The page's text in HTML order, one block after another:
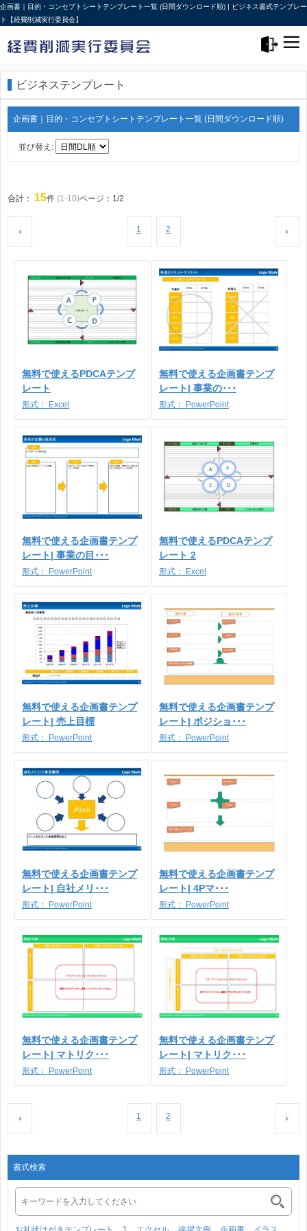
企画書｜目的・コンセプトシートテンプレート一覧 (日間ダウンロード順) | ビジネス書式テンプレー
ト【経費削減実行委員会】
ビジネステンプレート
企画書｜目的・コンセプトシートテンプレート一覧 (日間ダウンロード順)
並び替え:
合計： 15件 (1-10)ページ：1/2
1 2
無料で使えるPDCAテンプ
レート
形式： Excel
無料で使える企画書テンプ
レート| 事業の･･･
形式： PowerPoint
無料で使える企画書テンプ
レート| 事業の目･･･
形式： PowerPoint
無料で使えるPDCAテンプ
レート 2
形式： Excel
無料で使える企画書テンプ
レート| 売上目標
形式： PowerPoint
無料で使える企画書テンプ
レート| ポジショ･･･
形式： PowerPoint
無料で使える企画書テンプ
レート| 自社メリ･･･
形式： PowerPoint
無料で使える企画書テンプ
レート| 4Pマ･･･
形式： PowerPoint
無料で使える企画書テンプ
レート| マトリク･･･
形式： PowerPoint
無料で使える企画書テンプ
レート| マトリク･･･
形式： PowerPoint
1 2
書式検索